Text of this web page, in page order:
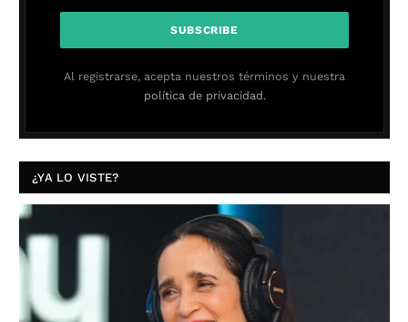
Al registrarse, acepta nuestros términos y nuestra
política de privacidad.
¿YA LO VISTE?